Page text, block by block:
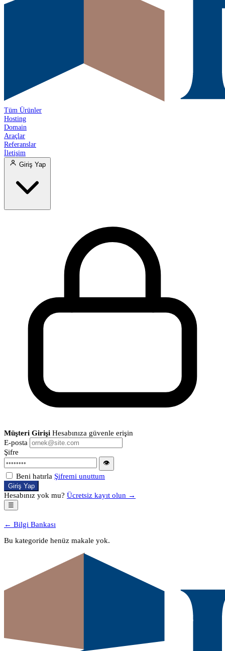
Tüm Ürünler
Hosting
Domain
Araçlar
Referanslar
İletişim
Giriş Yap
Müşteri Girişi Hesabınıza güvenle erişin
E-posta
Şifre
👁
Beni hatırla Şifremi unuttum
Giriş Yap
Hesabınız yok mu? Ücretsiz kayıt olun →
☰
← Bilgi Bankası
Bu kategoride henüz makale yok.